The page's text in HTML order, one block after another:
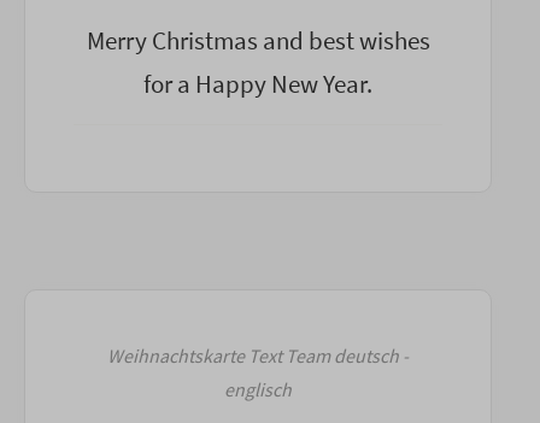
Merry Christmas and best wishes
for a Happy New Year.
Weihnachtskarte Text Team deutsch -
englisch